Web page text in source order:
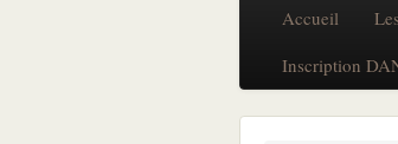
Accueil
Inscription